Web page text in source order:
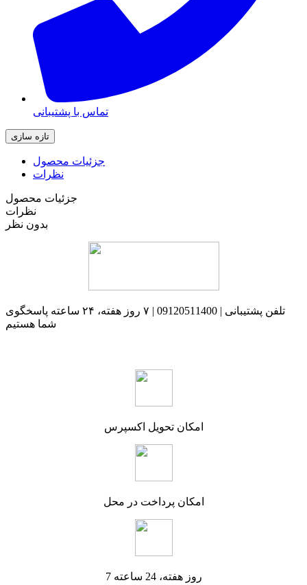
تماس با پشتیبانی
جزئیات محصول
نظرات
جزئیات محصول
نظرات
بدون نظر
تلفن پشتیبانی | 09120511400 | ۷ روز هفته، ۲۴ ساعته پاسخگوی
شما هستیم
امکان تحویل اکسپرس
امکان پرداخت در محل
7 روز هفته، 24 ساعته